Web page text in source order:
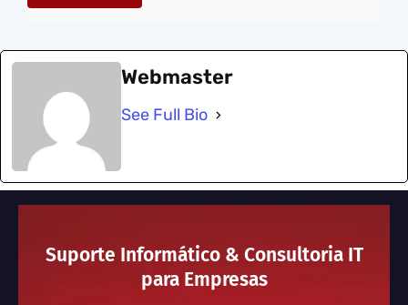
Webmaster
See Full Bio
Suporte Informático & Consultoria IT
para Empresas